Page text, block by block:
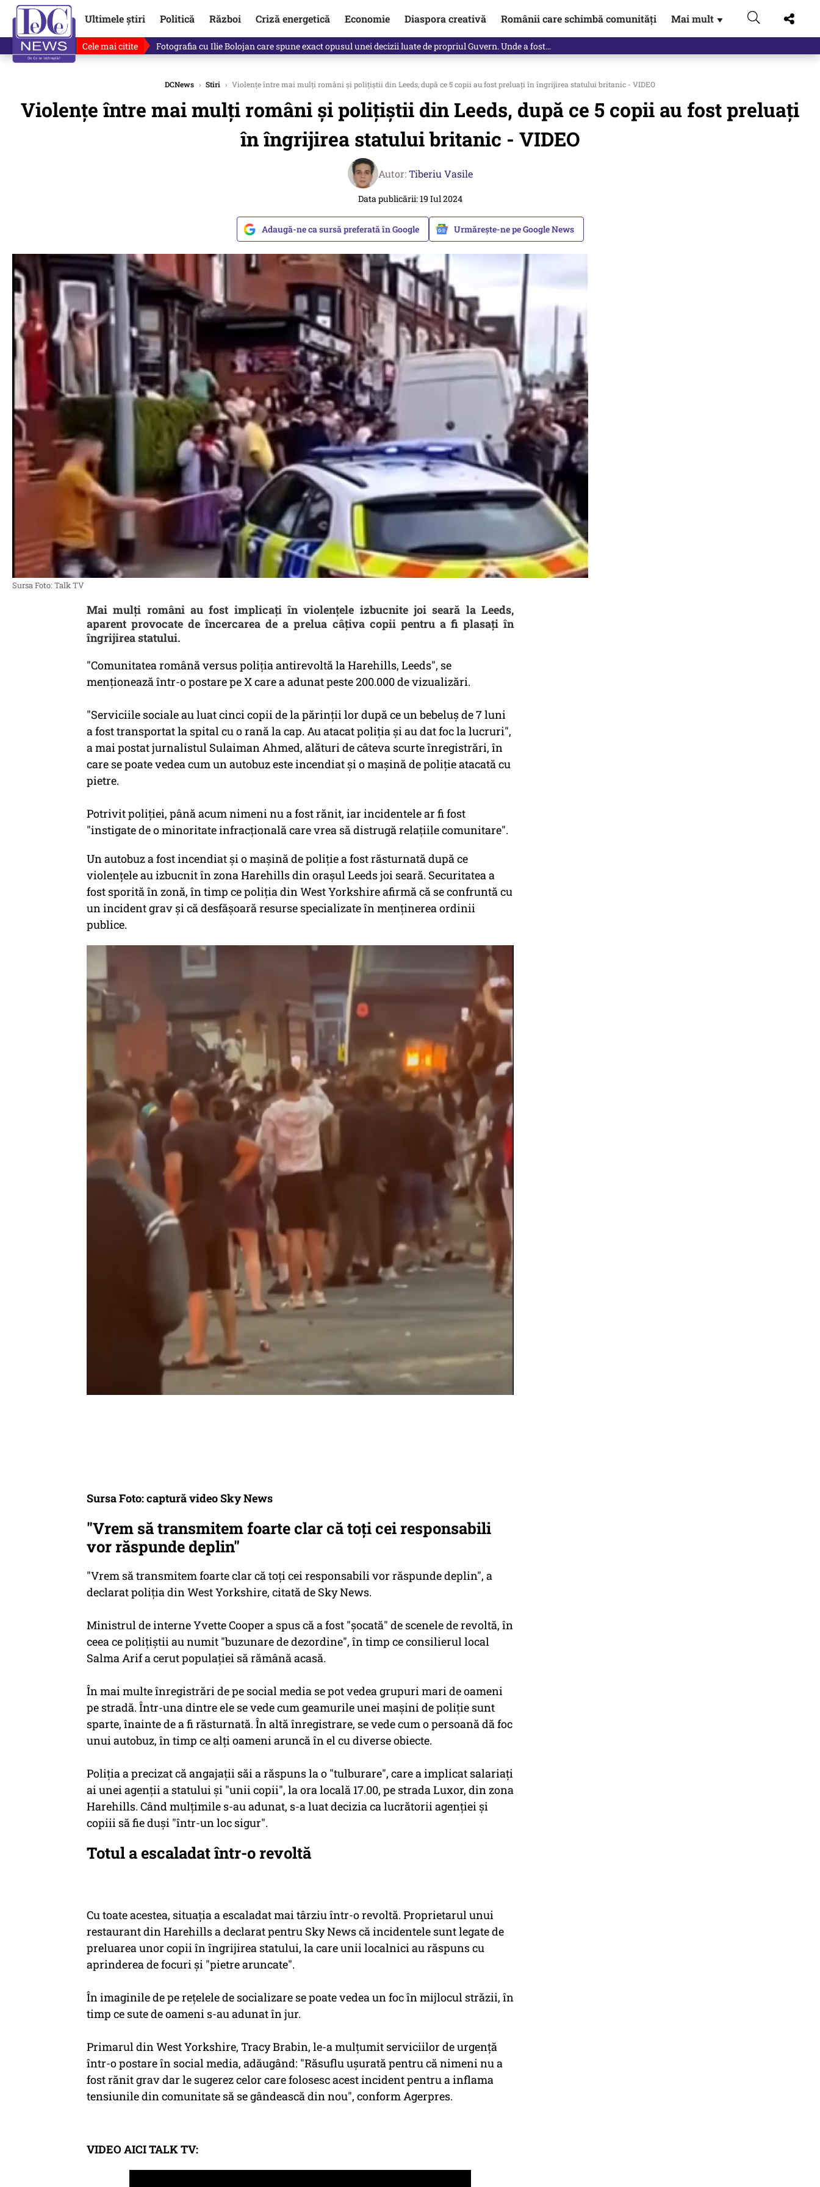
Ultimele știri Politică Război Criză energetică Economie Diaspora creativă Românii care schimbă comunități Mai mult ▼
Cele mai citite Lucruri neștiute despre Mihai Vîrdol, dezvăluite de o colegă. Povestea pilotului militar dincolo de…
DCNews › Stiri › Violențe între mai mulți români și polițiștii din Leeds, după ce 5 copii au fost preluați în îngrijirea statului britanic - VIDEO
Violențe între mai mulți români și polițiștii din Leeds, după ce 5 copii au fost preluați
în îngrijirea statului britanic - VIDEO
Autor:Tiberiu Vasile
Data publicării: 19 Iul 2024
Adaugă-ne ca sursă preferată în Google Urmărește-ne pe Google News
Sursa Foto: Talk TV
Mai mulți români au fost implicați în violențele izbucnite joi seară la Leeds,
aparent provocate de încercarea de a prelua câțiva copii pentru a fi plasați în
îngrijirea statului.
"Comunitatea română versus poliţia antirevoltă la Harehills, Leeds", se
menţionează într-o postare pe X care a adunat peste 200.000 de vizualizări.
"Serviciile sociale au luat cinci copii de la părinţii lor după ce un bebeluş de 7 luni
a fost transportat la spital cu o rană la cap. Au atacat poliţia şi au dat foc la lucruri",
a mai postat jurnalistul Sulaiman Ahmed, alături de câteva scurte înregistrări, în
care se poate vedea cum un autobuz este incendiat şi o maşină de poliţie atacată cu
pietre.
Potrivit poliţiei, până acum nimeni nu a fost rănit, iar incidentele ar fi fost
"instigate de o minoritate infracţională care vrea să distrugă relaţiile comunitare".
Un autobuz a fost incendiat şi o maşină de poliţie a fost răsturnată după ce
violenţele au izbucnit în zona Harehills din oraşul Leeds joi seară. Securitatea a
fost sporită în zonă, în timp ce poliţia din West Yorkshire afirmă că se confruntă cu
un incident grav şi că desfăşoară resurse specializate în menţinerea ordinii
publice.
Sursa Foto: captură video Sky News
"Vrem să transmitem foarte clar că toţi cei responsabili
vor răspunde deplin"
"Vrem să transmitem foarte clar că toţi cei responsabili vor răspunde deplin", a
declarat poliţia din West Yorkshire, citată de Sky News.
Ministrul de interne Yvette Cooper a spus că a fost "şocată" de scenele de revoltă, în
ceea ce poliţiştii au numit "buzunare de dezordine", în timp ce consilierul local
Salma Arif a cerut populaţiei să rămână acasă.
În mai multe înregistrări de pe social media se pot vedea grupuri mari de oameni
pe stradă. Într-una dintre ele se vede cum geamurile unei maşini de poliţie sunt
sparte, înainte de a fi răsturnată. În altă înregistrare, se vede cum o persoană dă foc
unui autobuz, în timp ce alţi oameni aruncă în el cu diverse obiecte.
Poliţia a precizat că angajaţii săi a răspuns la o "tulburare", care a implicat salariaţi
ai unei agenţii a statului şi "unii copii", la ora locală 17.00, pe strada Luxor, din zona
Harehills. Când mulţimile s-au adunat, s-a luat decizia ca lucrătorii agenţiei şi
copiii să fie duşi "într-un loc sigur".
Totul a escaladat într-o revoltă
Cu toate acestea, situaţia a escaladat mai târziu într-o revoltă. Proprietarul unui
restaurant din Harehills a declarat pentru Sky News că incidentele sunt legate de
preluarea unor copii în îngrijirea statului, la care unii localnici au răspuns cu
aprinderea de focuri şi "pietre aruncate".
În imaginile de pe reţelele de socializare se poate vedea un foc în mijlocul străzii, în
timp ce sute de oameni s-au adunat în jur.
Primarul din West Yorkshire, Tracy Brabin, le-a mulţumit serviciilor de urgenţă
într-o postare în social media, adăugând: "Răsuflu uşurată pentru că nimeni nu a
fost rănit grav dar le sugerez celor care folosesc acest incident pentru a inflama
tensiunile din comunitate să se gândească din nou", conform Agerpres.
VIDEO AICI TALK TV: